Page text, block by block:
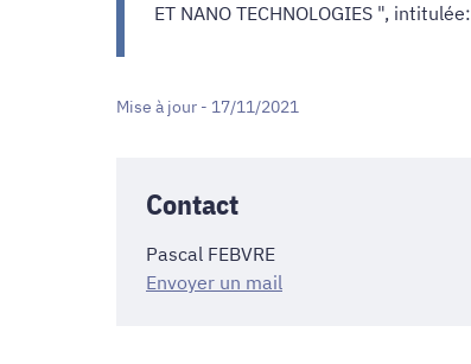
ET NANO TECHNOLOGIES ", intitulée:
Mise à jour - 17/11/2021
Contact
Pascal FEBVRE
Envoyer un mail